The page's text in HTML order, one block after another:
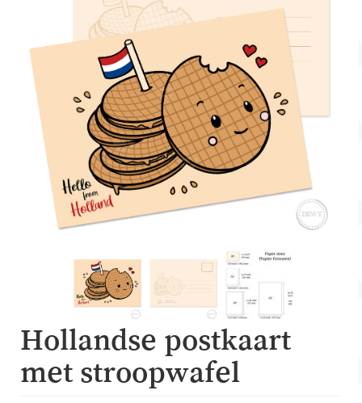
Over Dewy
Hollandse postkaart
met stroopwafel